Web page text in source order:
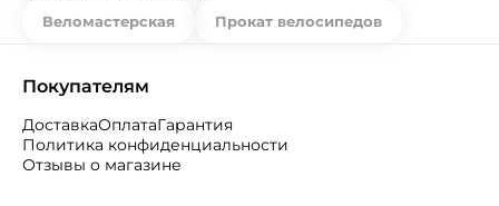
Веломастерская Прокат велосипедов
Покупателям
ДоставкаОплатаГарантия
Политика конфиденциальности
Отзывы о магазине